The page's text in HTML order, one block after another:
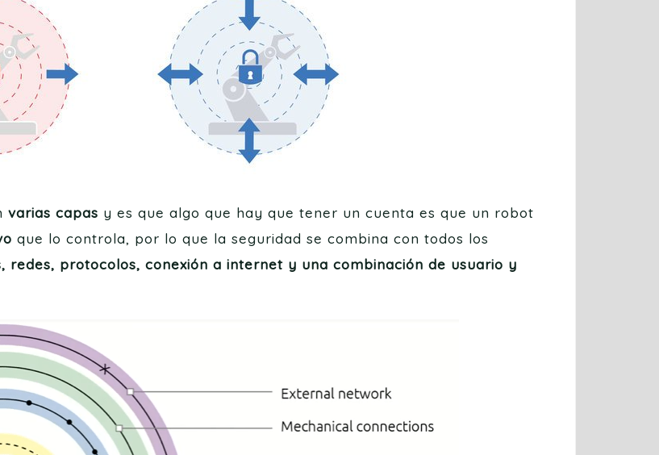
varias capas y es que algo que hay que tener un cuenta es que un robot
que lo controla, por lo que la seguridad se combina con todos los
redes, protocolos, conexión a internet y una combinación de usuario y